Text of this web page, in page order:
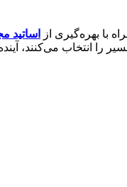
با بهره‌گیری از اساتید
را انتخاب می‌کنند،